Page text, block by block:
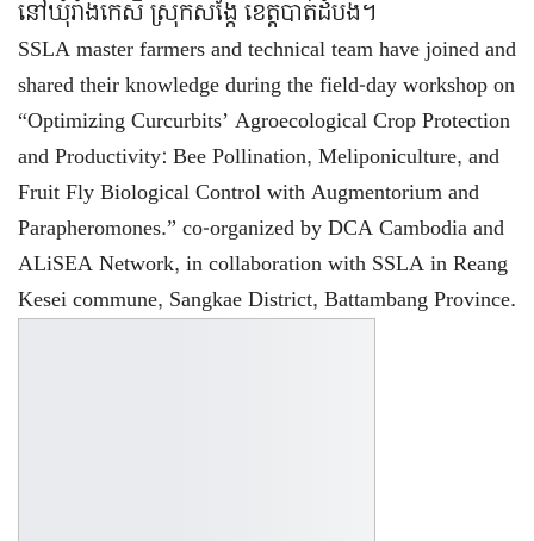
នៅឃុំរាំងកេសី ស្រុកសង្កែ ខេត្តបាត់ដំបង។
SSLA master farmers and technical team have joined and
shared their knowledge during the field-day workshop on
“Optimizing Curcurbits’ Agroecological Crop Protection
and Productivity: Bee Pollination, Meliponiculture, and
Fruit Fly Biological Control with Augmentorium and
Parapheromones.” co-organized by DCA Cambodia and
ALiSEA Network, in collaboration with SSLA in Reang
Kesei commune, Sangkae District, Battambang Province.